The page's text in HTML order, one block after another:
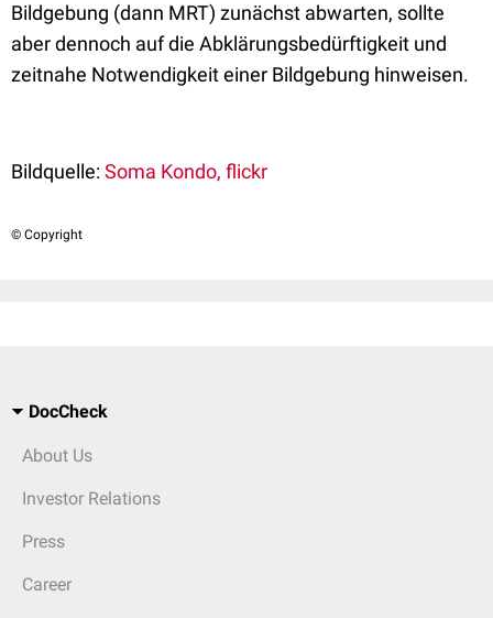
Bildgebung (dann MRT) zunächst abwarten, sollte
aber dennoch auf die Abklärungsbedürftigkeit und
zeitnahe Notwendigkeit einer Bildgebung hinweisen.
Bildquelle:Soma Kondo, flickr
© Copyright
DocCheck
About Us
Investor Relations
Press
Career